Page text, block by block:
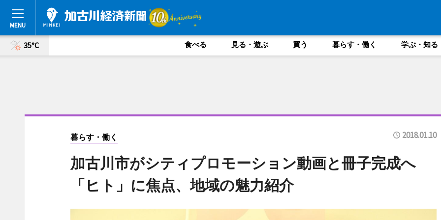
35°C 食べる 見る・遊ぶ 買う 暮らす・働く 学ぶ・知る
暮らす・働く 2018.01.10
加古川市がシティプロモーション動画と冊子完成へ
「ヒト」に焦点、地域の魅力紹介